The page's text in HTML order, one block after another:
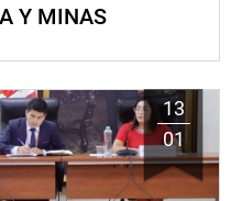
Y MINAS
13
01